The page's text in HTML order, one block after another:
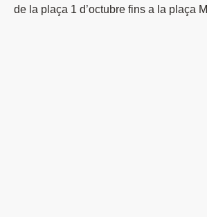
de la plaça 1 d’octubre fins a la plaça